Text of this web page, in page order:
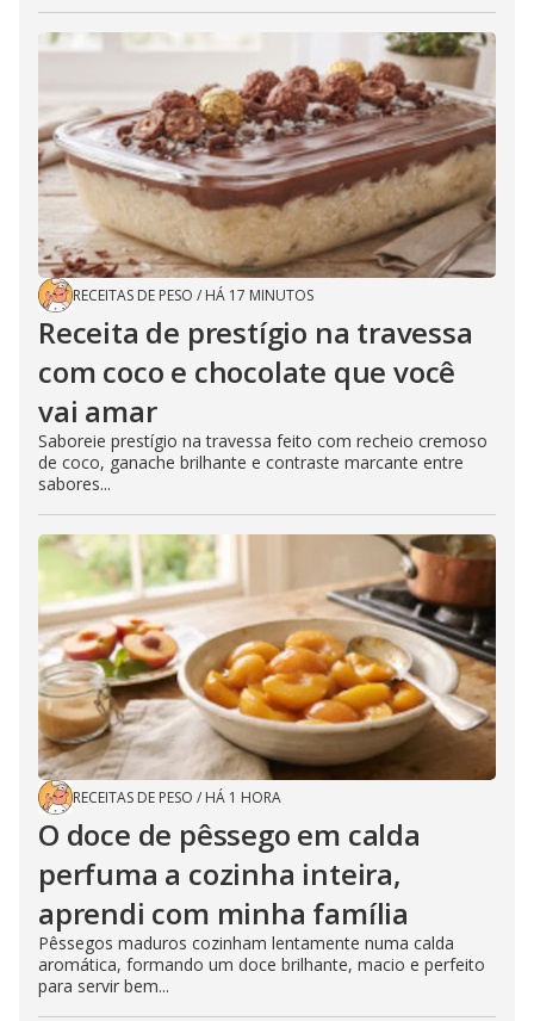
RECEITAS DE PESO / HÁ 17 MINUTOS
Receita de prestígio na travessa
com coco e chocolate que você
vai amar
Saboreie prestígio na travessa feito com recheio cremoso
de coco, ganache brilhante e contraste marcante entre
sabores...
RECEITAS DE PESO / HÁ 1 HORA
O doce de pêssego em calda
perfuma a cozinha inteira,
aprendi com minha família
Pêssegos maduros cozinham lentamente numa calda
aromática, formando um doce brilhante, macio e perfeito
para servir bem...